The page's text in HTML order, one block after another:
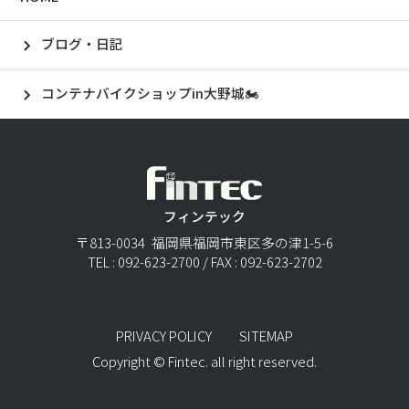
ブログ・日記
コンテナバイクショップin大野城🏍
フィンテック
〒813-0034 福岡県福岡市東区多の津1-5-6
TEL : 092-623-2700 / FAX : 092-623-2702
PRIVACY POLICY
SITEMAP
Copyright © Fintec. all right reserved.